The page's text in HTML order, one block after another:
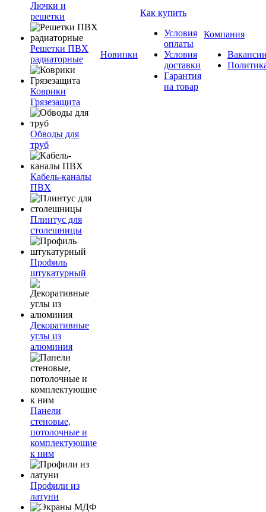
Лючки и
решетки
Решетки ПВХ
радиаторные
Коврики
Грязезащита
Обводы для
труб
Кабель-каналы
ПВХ
Плинтус для
столешницы
Профиль
штукатурный
Декоративные
углы из
алюминия
Панели
стеновые,
потолочные и
комплектующие
к ним
Профили из
латуни
Новинки
Как купить
Условия
оплаты
Условия
доставки
Гарантия
на товар
Компания